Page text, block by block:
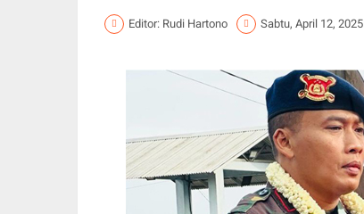
Editor: Rudi Hartono Sabtu, April 12, 2025